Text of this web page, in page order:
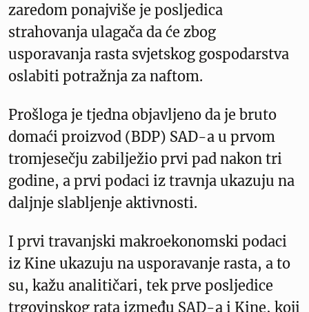
zaredom ponajviše je posljedica
strahovanja ulagača da će zbog
usporavanja rasta svjetskog gospodarstva
oslabiti potražnja za naftom.
Prošloga je tjedna objavljeno da je bruto
domaći proizvod (BDP) SAD-a u prvom
tromjesečju zabilježio prvi pad nakon tri
godine, a prvi podaci iz travnja ukazuju na
daljnje slabljenje aktivnosti.
I prvi travanjski makroekonomski podaci
iz Kine ukazuju na usporavanje rasta, a to
su, kažu analitičari, tek prve posljedice
trgovinskog rata između SAD-a i Kine, koji